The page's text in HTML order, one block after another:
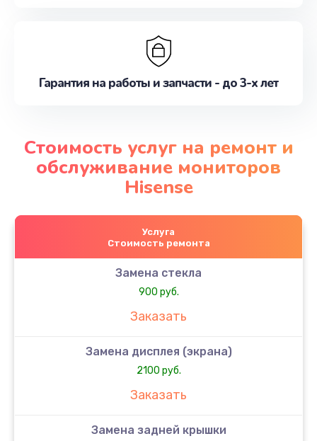
Гарантия на работы и запчасти - до 3-х лет
Стоимость услуг на ремонт и
обслуживание мониторов
Hisense
Услуга
Стоимость ремонта
Замена стекла
900 руб.
Заказать
Замена дисплея (экрана)
2100 руб.
Заказать
Замена задней крышки